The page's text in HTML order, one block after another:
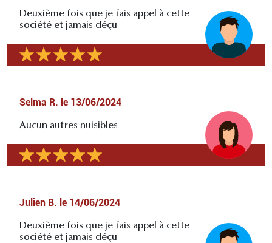
Deuxième fois que je fais appel à cette
société et jamais déçu
Selma R. le 13/06/2024
Aucun autres nuisibles
Julien B. le 14/06/2024
Deuxième fois que je fais appel à cette
société et jamais déçu